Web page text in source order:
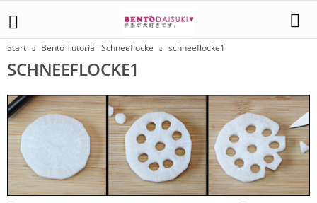
Start Bento Tutorial: Schneeflocke schneeflocke1
SCHNEEFLOCKE1